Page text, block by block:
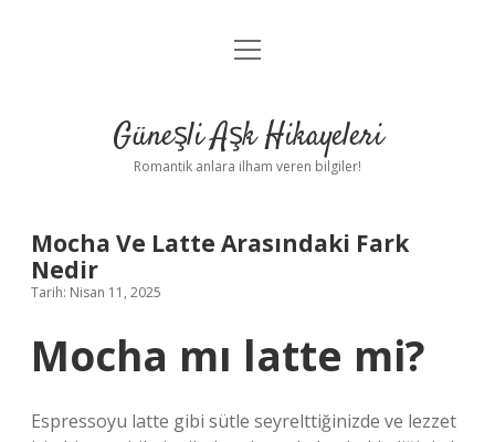
Anasayfa
Yasal Uyarı
menüyü
Güneşli Aşk Hikayeleri
Romantik anlara ilham veren bilgiler!
Mocha Ve Latte Arasındaki Fark
Nedir
Tarih: Nisan 11, 2025
Mocha mı latte mi?
Espressoyu latte gibi sütle seyrelttiğinizde ve lezzet